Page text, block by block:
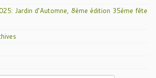
Jardin d’Automne, 8ème édition 35ème fête